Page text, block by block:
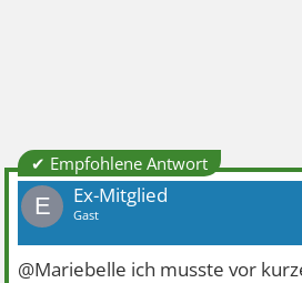
✔ Empfohlene Antwort
E Ex-Mitglied
Gast
@Mariebelle ich musste vor